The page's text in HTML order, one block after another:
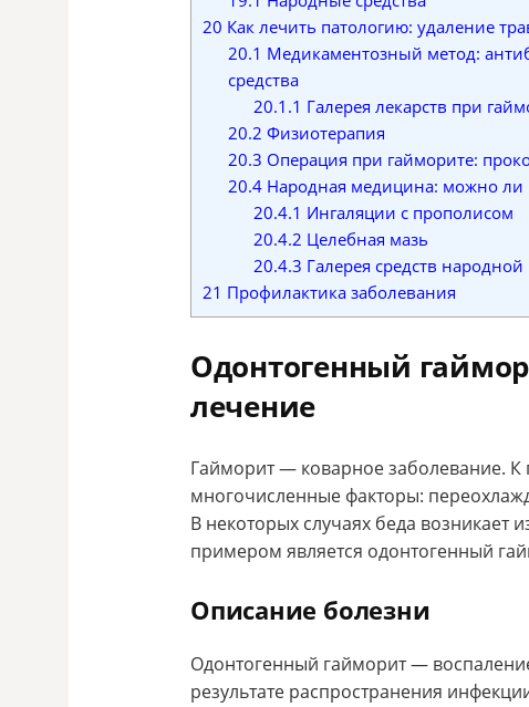
20 Как лечить патологию: удаление
20.1 Медикаментозный метод:
средства
20.1.1 Галерея лекарств при
20.2 Физиотерапия
20.3 Операция при гайморите:
20.4Народная медицина: можно ли
20.4.1 Ингаляции с прополисом
20.4.2 Целебная мазь
20.4.3 Галерея средств
21 Профилактика заболевания
Одонтогенный
лечение
Гайморит — коварное заболевание.
многочисленные факторы:
В некоторых случаях беда
примером является одонтогенный
Описание болезни
Одонтогенный гайморит —
результате распространения